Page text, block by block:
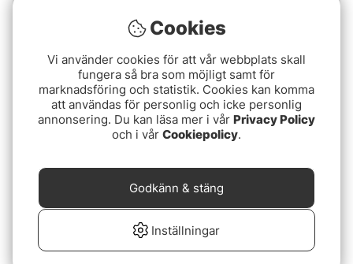
Red Tag # 12
Petitjean MP Splitter
179 kr
Cookies
Vi använder cookies för att vår webbplats skall
fungera så bra som möjligt samt för
marknadsföring och statistik. Cookies kan komma
att användas för personlig och icke personlig
annonsering. Du kan läsa mer i vår Privacy Policy
och i vår Cookiepolicy.
Inställningar
Godkänn & stäng